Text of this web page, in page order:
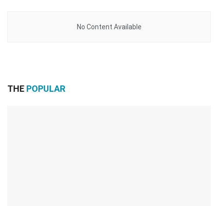
No Content Available
THE POPULAR